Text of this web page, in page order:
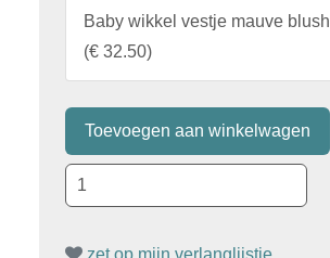
Baby wikkel vestje mauve blush
(€ 32.50)
zet op mijn verlanglijstje